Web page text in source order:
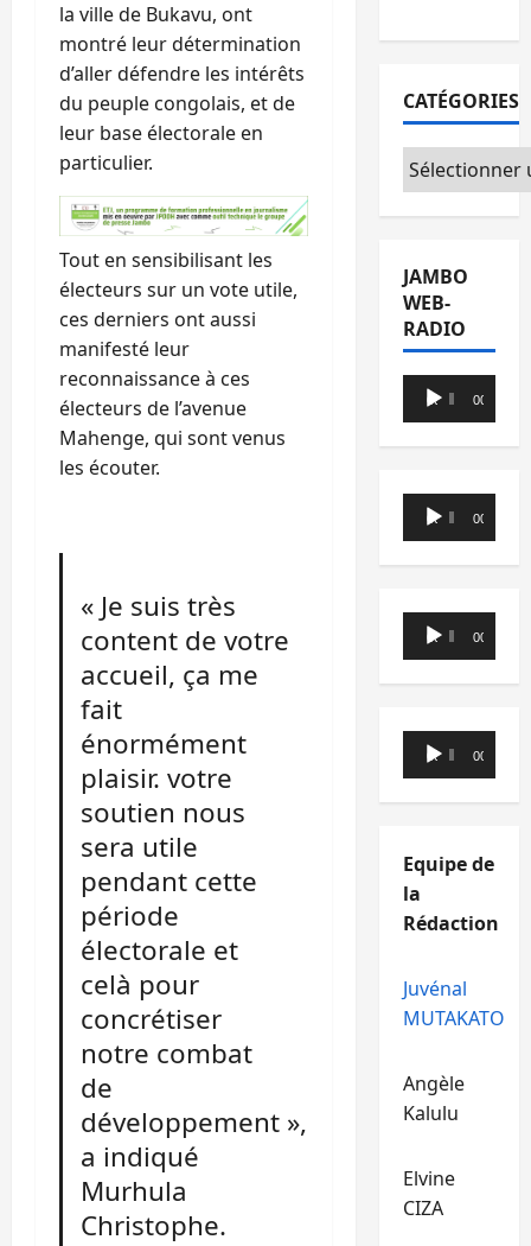
la ville de Bukavu, ont
montré leur détermination
d’aller défendre les intérêts
du peuple congolais, et de
leur base électorale en
particulier.
Tout en sensibilisant les
électeurs sur un vote utile,
ces derniers ont aussi
manifesté leur
reconnaissance à ces
électeurs de l’avenue
Mahenge, qui sont venus
les écouter.
« Je suis très
content de votre
accueil, ça me
fait
énormément
plaisir. votre
soutien nous
sera utile
pendant cette
période
électorale et
celà pour
concrétiser
notre combat
de
développement »,
a indiqué
Murhula
Christophe.
CATÉGORIES
Catégories
JAMBO
WEB-
RADIO
Lecteur
audio
00:00 00:00
Lecteur
audio
00:00 00:00
Lecteur
audio
00:00 00:00
Lecteur
audio
00:00 00:00
Equipe de
la
Rédaction
Juvénal
MUTAKATO
Angèle
Kalulu
Elvine
CIZA